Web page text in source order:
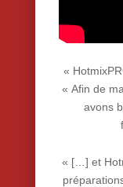
«
« Afin de
avons
« […] et